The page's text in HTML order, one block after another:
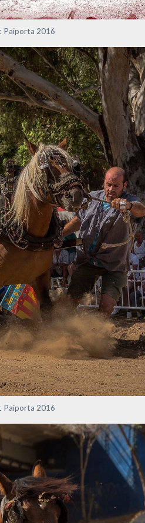
Paiporta 2016
Paiporta 2016